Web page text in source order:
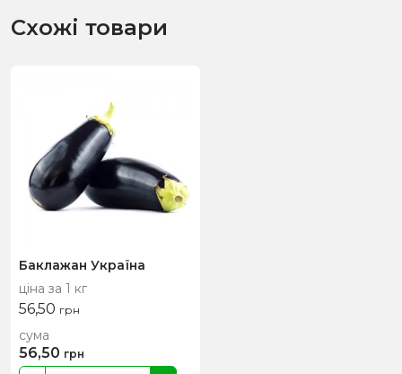
Схожі товари
Баклажан Україна
ціна за 1 кг
56,50 грн
сума
56,50 грн